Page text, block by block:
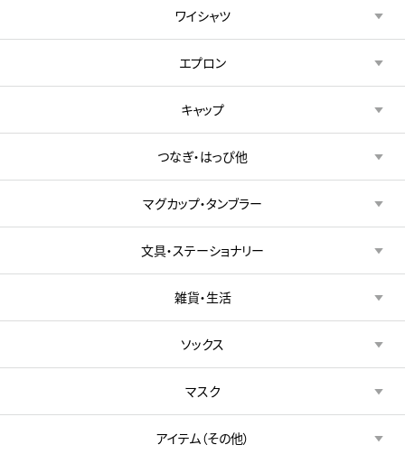
ワイシャツ
エプロン
キャップ
つなぎ・はっぴ他
マグカップ・タンブラー
文具・ステーショナリー
雑貨・生活
ソックス
マスク
アイテム（その他）